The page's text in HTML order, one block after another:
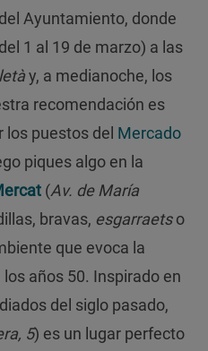
Ayuntamiento, donde
1 al 19 de marzo) a las
y, a medianoche, los
recomendación es
los puestos del Mercado
piques algo en la
(Av. de María
bravas, esgarraetso
que evoca la
años 50. Inspirado en
del siglo pasado,
5) es un lugar perfecto